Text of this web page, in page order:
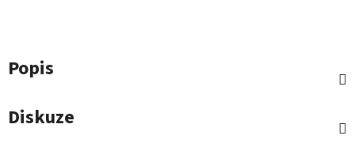
Popis
Diskuze